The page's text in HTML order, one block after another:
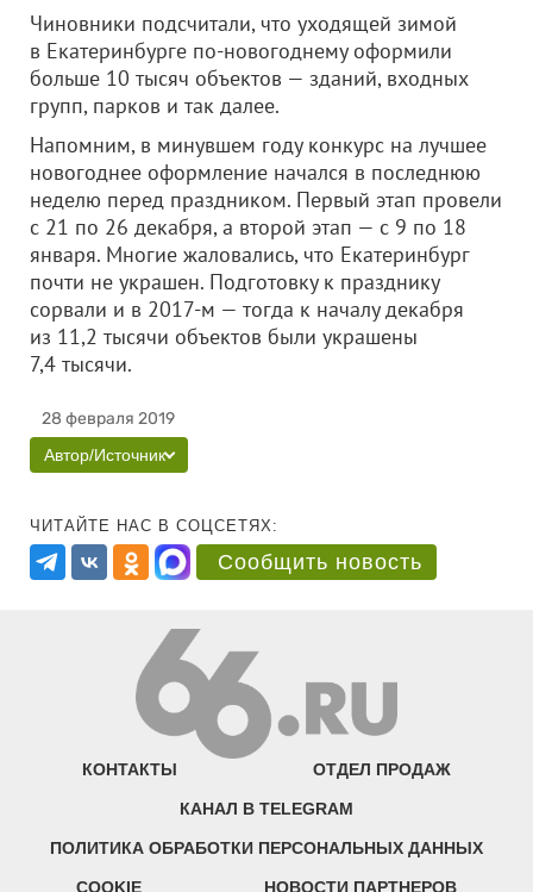
Чиновники подсчитали, что уходящей зимой
в Екатеринбурге по-новогоднему оформили
больше 10 тысяч объектов — зданий, входных
групп, парков и так далее.
Напомним, в минувшем году конкурс на лучшее
новогоднее оформление начался в последнюю
неделю перед праздником. Первый этап провели
с 21 по 26 декабря, а второй этап — с 9 по 18
января. Многие жаловались, что Екатеринбург
почти не украшен. Подготовку к празднику
сорвали и в 2017-м — тогда к началу декабря
из 11,2 тысячи объектов были украшены
7,4 тысячи.
28 февраля 2019
Автор/Источник
ЧИТАЙТЕ НАС В СОЦСЕТЯХ:
Сообщить новость
КОНТАКТЫ ОТДЕЛ ПРОДАЖ
КАНАЛ В TELEGRAM
ПОЛИТИКА ОБРАБОТКИ ПЕРСОНАЛЬНЫХ ДАННЫХ
COOKIE НОВОСТИ ПАРТНЕРОВ